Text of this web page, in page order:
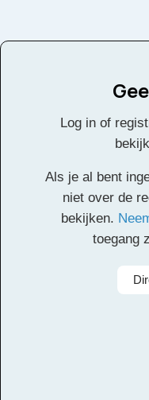
Wij
Facebook
TwitterEmail
Log in of
Als je al bent
niet over de
bekijken.
toegang
Yamila A.